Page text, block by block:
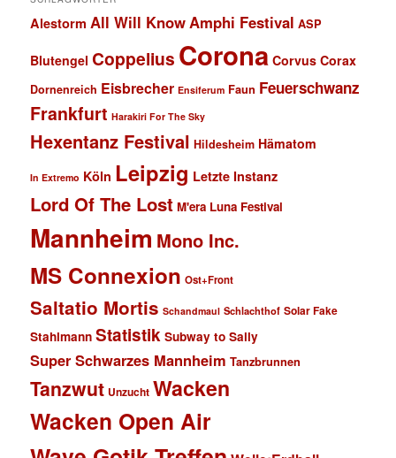
Alestorm All Will Know Amphi Festival ASP
Blutengel Coppelius Corona Corvus Corax
Dornenreich Eisbrecher Ensiferum Faun Feuerschwanz
Frankfurt Harakiri For The Sky
Hexentanz Festival Hildesheim Hämatom
In Extremo Köln Leipzig Letzte Instanz
Lord Of The Lost M'era Luna Festival
Mannheim Mono Inc.
MS Connexion Ost+Front
Saltatio Mortis Schandmaul Schlachthof Solar Fake
Stahlmann Statistik Subway to Sally
Super Schwarzes Mannheim Tanzbrunnen
Tanzwut Unzucht Wacken
Wacken Open Air